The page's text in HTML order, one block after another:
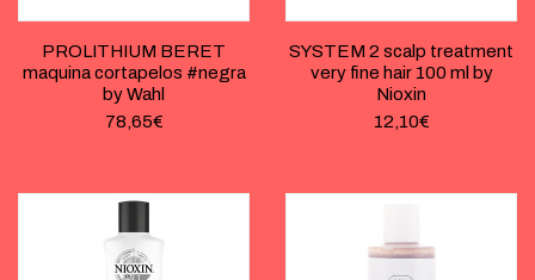
PROLITHIUM BERET
maquina cortapelos #negra
by Wahl
78,65€
SYSTEM 2 scalp treatment
very fine hair 100 ml by
Nioxin
12,10€